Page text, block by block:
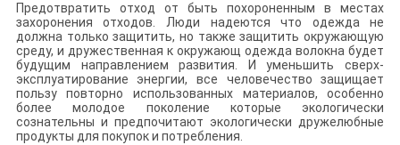
Предотвратить отход от быть похороненным в местах
захоронения отходов. Люди надеются что одежда не
должна только защитить, но также защитить окружающую
среду, и дружественная к окружающ одежда волокна будет
будущим направлением развития. И уменьшить сверх-
эксплуатирование энергии, все человечество защищает
пользу повторно использованных материалов, особенно
более молодое поколение которые экологически
сознательны и предпочитают экологически дружелюбные
продукты для покупок и потребления.